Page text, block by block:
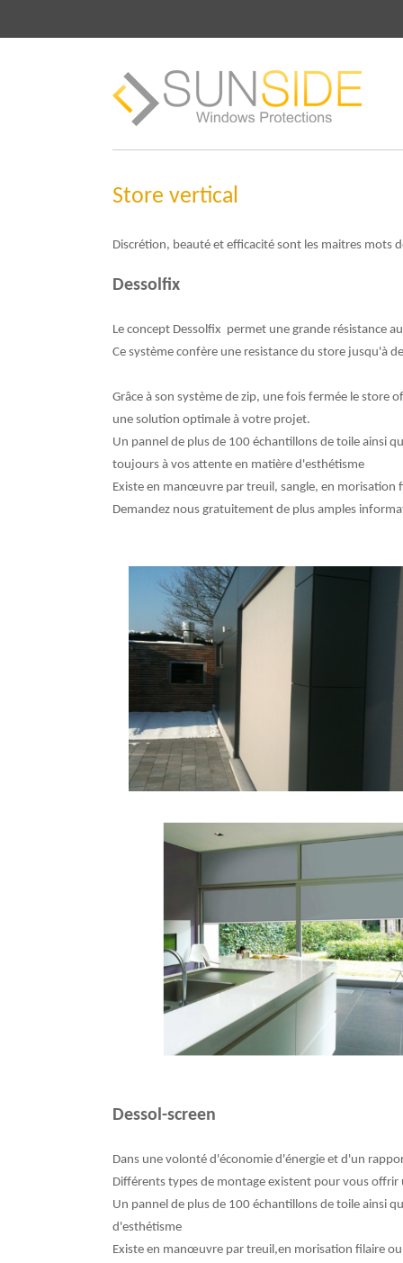
Store vertical
Discrétion, beauté et efficacité sont les maitres mots
Dessolfix
Le concept Dessolfix permet une grande résistance
Ce système confère une resistance du store jusqu'à
Grâce à son système de zip, une fois fermée le
une solution optimale à votre projet.
Un pannel de plus de 100 échantillons de toile ainsi
toujours à vos attente en matière d'esthétisme
Existe en manœuvre par treuil, sangle, en morisation
Demandez nous gratuitement de plus amples
Dessol-screen
Dans une volonté d'économie d'énergie et d'un
Différents types de montage existent pour vous
Un pannel de plus de 100 échantillons de toile ainsi
d'esthétisme
Existe en manœuvre par treuil,en morisation filaire